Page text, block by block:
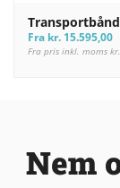
Fra kr. 15.595,00
Fra pris inkl. moms kr.
Nem